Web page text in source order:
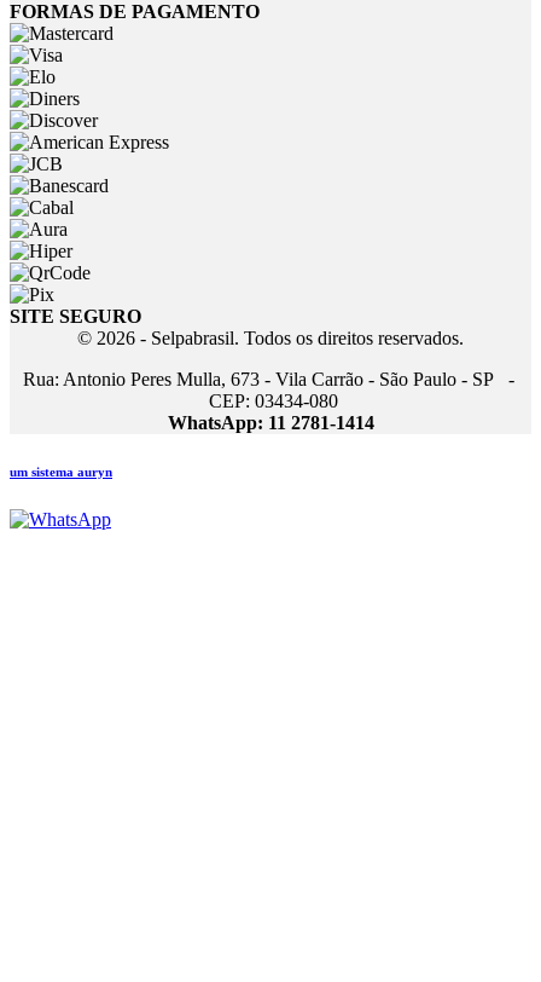
FORMAS DE PAGAMENTO
SITE SEGURO
© 2026 - Selpabrasil. Todos os direitos reservados.
Rua: Antonio Peres Mulla, 673 - Vila Carrão - São Paulo - SP -
CEP: 03434-080
WhatsApp: 11 2781-1414
um sistema auryn